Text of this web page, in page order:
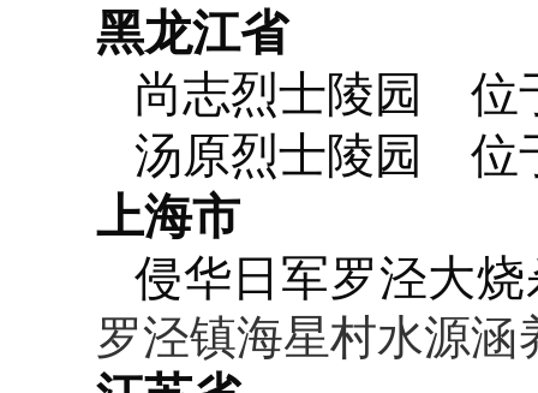
黑龙江省
尚志烈士陵园
位
汤原烈士陵园
位
上海市
侵华日军罗泾大
罗泾镇海星村水源涵